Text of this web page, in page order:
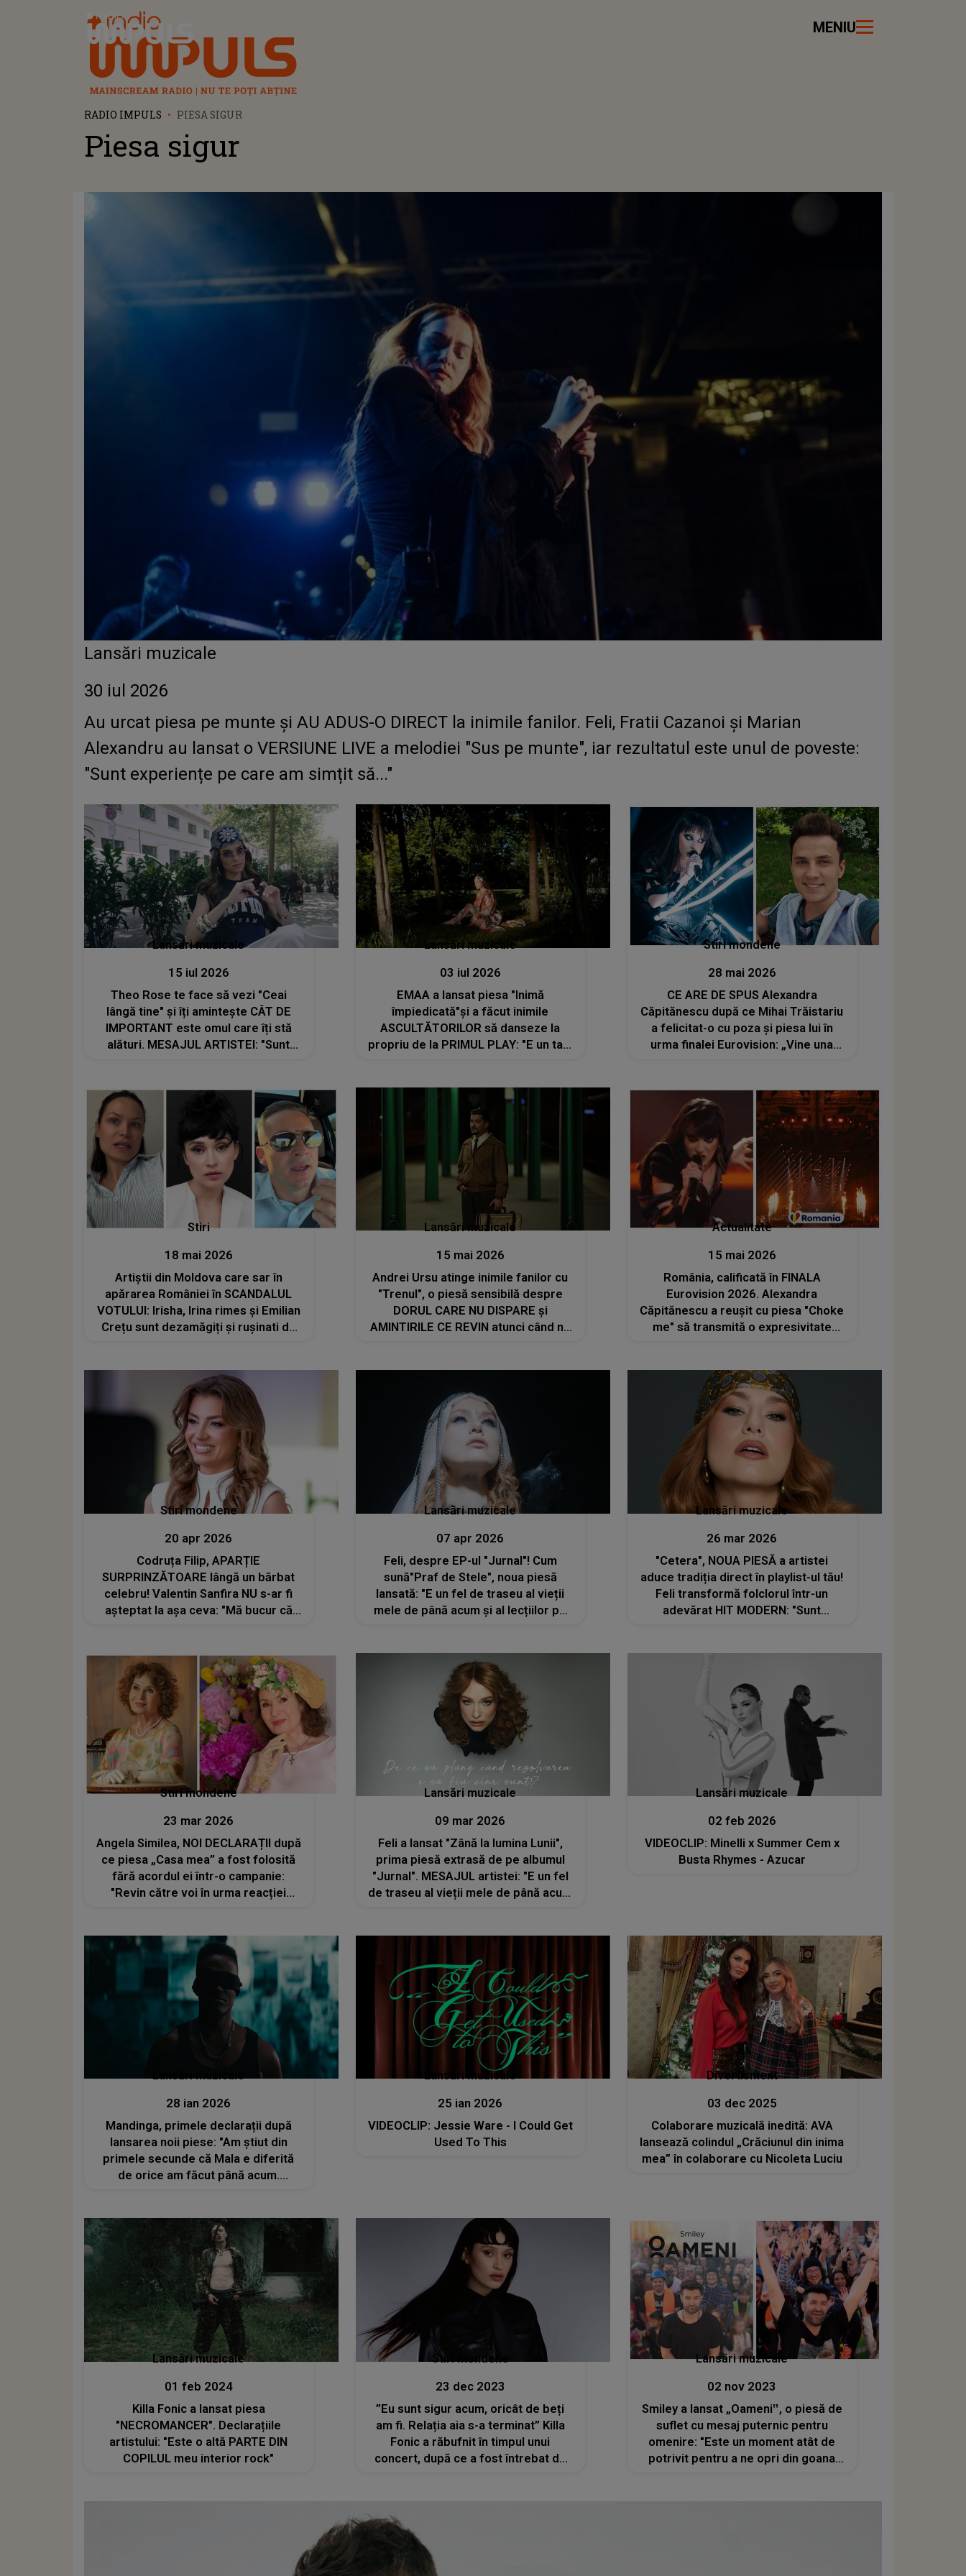
Radio Impuls MENIU
RADIO IMPULS PIESA SIGUR
Piesa sigur
Lansări muzicale
30 iul 2026
Au urcat piesa pe munte și AU ADUS-O DIRECT la inimile fanilor. Feli, Fratii Cazanoi și Marian
Alexandru au lansat o VERSIUNE LIVE a melodiei "Sus pe munte", iar rezultatul este unul de poveste:
"Sunt experiențe pe care am simțit să..."
Lansări muzicale
15 iul 2026
Theo Rose te face să vezi "Ceai
lângă tine" și îți amintește CÂT DE
IMPORTANT este omul care îți stă
alături. MESAJUL ARTISTEI: "Sunt
Lansări muzicale
03 iul 2026
EMAA a lansat piesa "Inimă
împiedicată"și a făcut inimile
ASCULTĂTORILOR să danseze la
propriu de la PRIMUL PLAY: "E un talk
Stiri mondene
28 mai 2026
CE ARE DE SPUS Alexandra
Căpitănescu după ce Mihai Trăistariu
a felicitat-o cu poza și piesa lui în
urma finalei Eurovision: „Vine una
Stiri
18 mai 2026
Artiștii din Moldova care sar în
apărarea României în SCANDALUL
VOTULUI: Irisha, Irina rimes și Emilian
Crețu sunt dezamăgiți și rușinati de
Satoshi. Așa de..."
Lansări muzicale
15 mai 2026
Andrei Ursu atinge inimile fanilor cu
"Trenul", o piesă sensibilă despre
DORUL CARE NU DISPARE și
AMINTIRILE CE REVIN atunci când ne
Actualitate
15 mai 2026
România, calificată în FINALA
Eurovision 2026. Alexandra
Căpitănescu a reușit cu piesa "Choke
me" să transmită o expresivitate
fenomen!"
Stiri mondene
20 apr 2026
Codruța Filip, APARȚIE
SURPRINZĂTOARE lângă un bărbat
celebru! Valentin Sanfira NU s-ar fi
așteptat la așa ceva: "Mă bucur că
Lansări muzicale
07 apr 2026
Feli, despre EP-ul "Jurnal"! Cum
sună"Praf de Stele", noua piesă
lansată: "E un fel de traseu al vieții
mele de până acum și al lecțiilor pe
Lansări muzicale
26 mar 2026
"Cetera", NOUA PIESĂ a artistei
aduce tradiția direct în playlist-ul tău!
Feli transformă folclorul într-un
adevărat HIT MODERN: "Sunt
Stiri mondene
23 mar 2026
Angela Similea, NOI DECLARAȚII după
ce piesa „Casa mea” a fost folosită
fără acordul ei într-o campanie:
"Revin către voi în urma reacției
de..."
Lansări muzicale
09 mar 2026
Feli a lansat "Zână la lumina Lunii",
prima piesă extrasă de pe albumul
"Jurnal". MESAJUL artistei: "E un fel
de traseu al vieții mele de până acum
Lansări muzicale
02 feb 2026
VIDEOCLIP: Minelli x Summer Cem x
Busta Rhymes - Azucar
Lansări muzicale
28 ian 2026
Mandinga, primele declarații după
lansarea noii piese: "Am știut din
primele secunde că Mala e diferită
de orice am făcut până acum.
Lansări muzicale
25 ian 2026
VIDEOCLIP: Jessie Ware - I Could Get
Used To This
Divertisment
03 dec 2025
Colaborare muzicală inedită: AVA
lansează colindul „Crăciunul din inima
mea” în colaborare cu Nicoleta Luciu
Lansări muzicale
01 feb 2024
Killa Fonic a lansat piesa
"NECROMANCER". Declarațiile
artistului: "Este o altă PARTE DIN
COPILUL meu interior rock"
Stiri mondene
23 dec 2023
”Eu sunt sigur acum, oricât de beți
am fi. Relația aia s-a terminat” Killa
Fonic a răbufnit în timpul unui
concert, după ce a fost întrebat de
Lansări muzicale
02 nov 2023
Smiley a lansat „Oameni‟, o piesă de
suflet cu mesaj puternic pentru
omenire: "Este un moment atât de
potrivit pentru a ne opri din goana